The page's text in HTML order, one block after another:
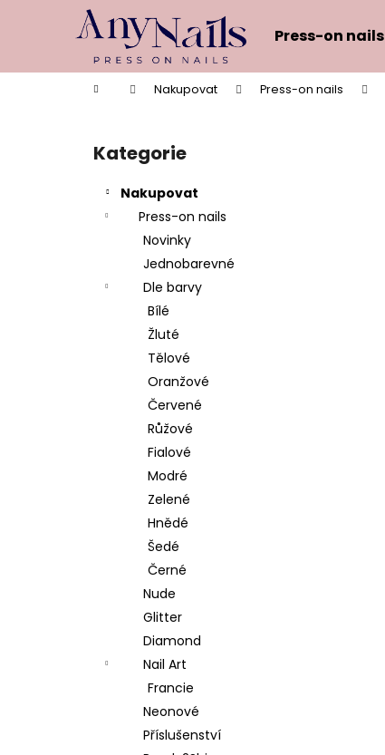
Press-on nails
Domů Nakupovat Press-on nails
Přeskočit
kategorie
Kategorie
Nakupovat
Press-on nails
Novinky
Jednobarevné
Dle barvy
Bílé
Žluté
Tělové
Oranžové
Červené
Růžové
Fialové
Modré
Zelené
Hnědé
Šedé
Černé
Nude
Glitter
Diamond
Nail Art
Francie
Neonové
Příslušenství
í
Zpět
do
Zpět
do
PREP KIT - SADA PRO NALEPENÍ PRESS-
ON NEHTŮ
149 Kč